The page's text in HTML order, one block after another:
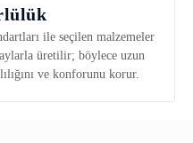
ile seçilen malzemeler
üretilir; böylece uzun
ve konforunu korur.